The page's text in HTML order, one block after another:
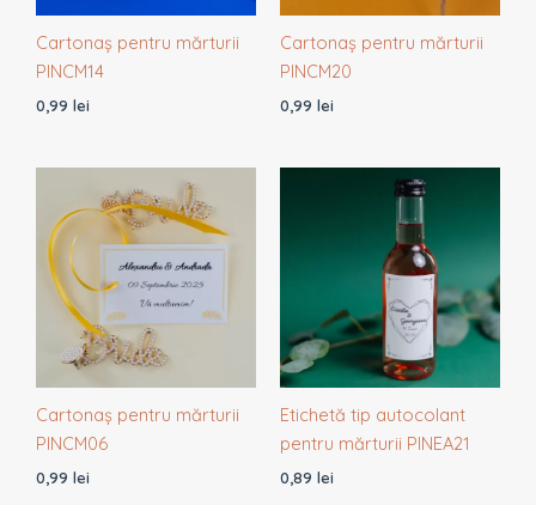
Cartonaș pentru mărturii
PINCM14
0,99 lei
Cartonaș pentru mărturii
PINCM20
0,99 lei
Cartonaș pentru mărturii
PINCM06
0,99 lei
Etichetă tip autocolant
pentru mărturii PINEA21
0,89 lei